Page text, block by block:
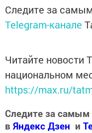
Следите за
Telegram-канале
Читайте новости
национальном
https://max.ru/
Следите за
в Яндекс Дзен и